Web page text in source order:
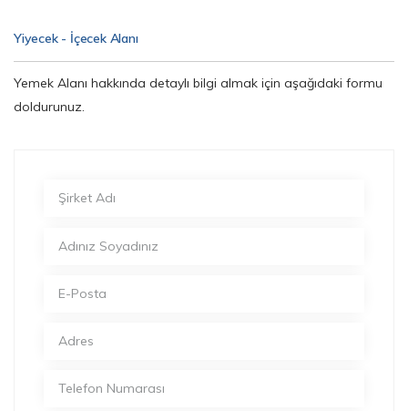
Yiyecek - İçecek Alanı
Yemek Alanı hakkında detaylı bilgi almak için aşağıdaki formu
doldurunuz.